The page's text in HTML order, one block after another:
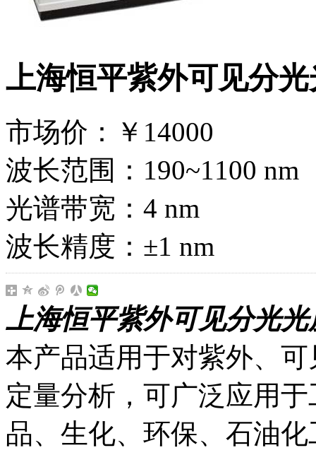
上海恒平紫外可见分光
市场价：
￥14000
波长范围：190~1100 nm
光谱带宽：4 nm
波长精度：±1 nm
上海恒平紫外可见分光
本产品适用于对紫外、
定量分析，可广泛应用
品、生化、环保、石油